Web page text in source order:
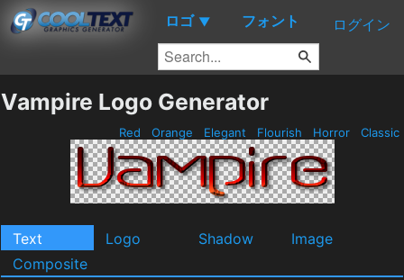
ロゴ ▼ フォント ログイン
Vampire Logo Generator
Red Orange Elegant Flourish Horror Classic
Text Logo Shadow
Image
Composite